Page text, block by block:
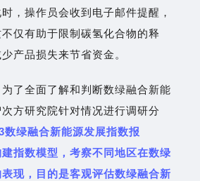
，操作员会收到电子邮件提醒，
仅有助于限制碳氢化合物的释
产品损失来节省资金。
了全面了解和判断数绿融合新能
方研究院针对情况进行调研分
数绿融合新能源发展指数报
指数模型，考察不同地区在数绿
现，目的是客观评估数绿融合新